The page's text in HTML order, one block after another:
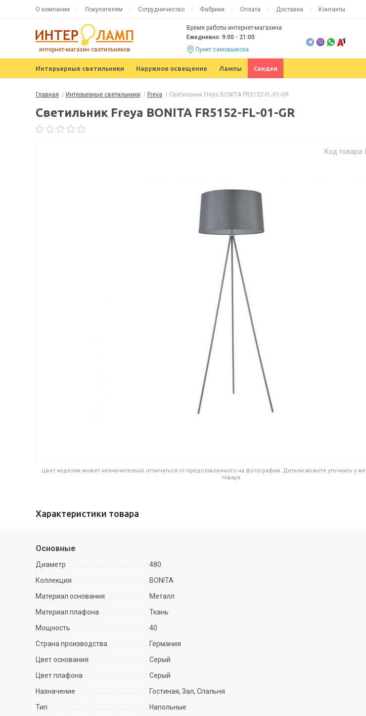
О компании Покупателям Сотрудничество Фабрики Оплата Доставка Контакты
интернет-магазин светильников
Время работы интернет-магазина
Ежедневно: 9:00 - 21:00
Пункт самовывоза
Интерьерные светильники Наружное освещение Лампы Скидки
Главная / Интерьерные светильники / Freya / Светильник Freya BONITA FR5152-FL-01-GR
Светильник Freya BONITA FR5152-FL-01-GR
Код товара:
Цвет изделия может незначительно отличаться от представленного на фотографии. Детали можете уточнить у
товара.
Характеристики товара
Основные
Диаметр
480
Коллекция
BONITA
Материал основания
Металл
Материал плафона
Ткань
Мощность
40
Страна производства
Германия
Цвет основания
Серый
Цвет плафона
Серый
Назначение
Гостиная, Зал, Спальня
Тип
Напольные